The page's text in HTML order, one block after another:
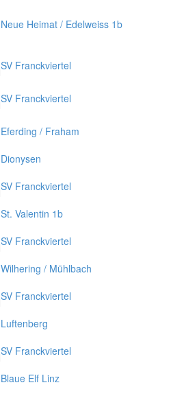
Neue Heimat / Edelweiss 1b
SV Franckviertel
SV Franckviertel
Eferding / Fraham
Dionysen
SV Franckviertel
St. Valentin 1b
SV Franckviertel
Wilhering / Mühlbach
SV Franckviertel
Luftenberg
SV Franckviertel
Blaue Elf Linz